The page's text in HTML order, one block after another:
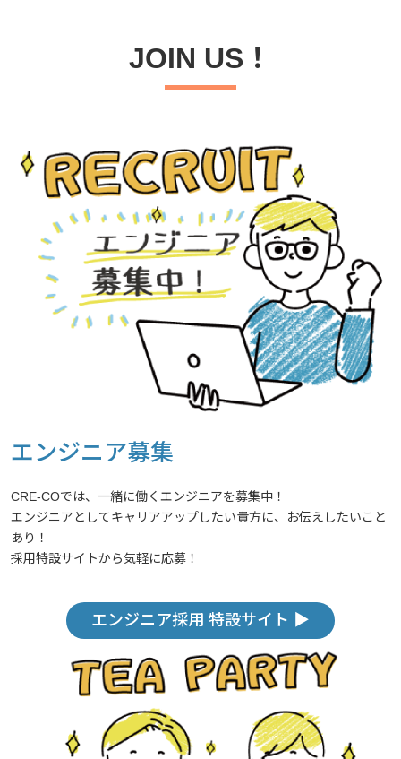
JOIN US！
エンジニア募集
CRE-COでは、一緒に働くエンジニアを募集中！
エンジニアとしてキャリアアップしたい貴方に、お伝えしたいこと
あり！
採用特設サイトから気軽に応募！
エンジニア採用 特設サイト ▶︎